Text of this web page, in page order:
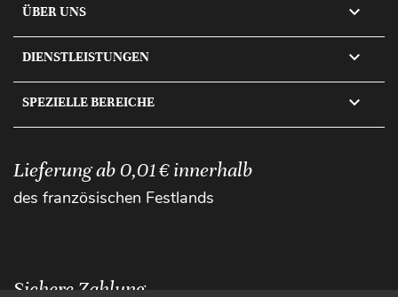
ÜBER UNS 
DIENSTLEISTUNGEN 
SPEZIELLE BEREICHE 
Lieferung ab 0,01 € innerhalb
des französischen Festlands
Sichere Zahlung